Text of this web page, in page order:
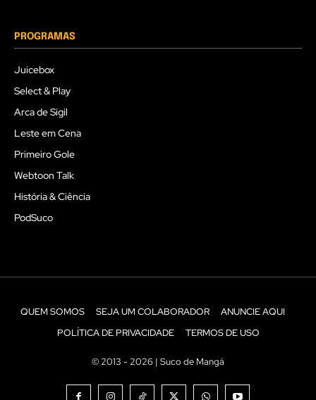
PROGRAMAS
Juicebox
Select & Play
Arca de Sigil
Leste em Cena
Primeiro Gole
Webtoon Talk
História & Ciência
PodSuco
QUEM SOMOS SEJA UM COLABORADOR
ANUNCIE AQUI
POLÍTICA DE PRIVACIDADE
TERMOS DE USO
© 2013 - 2026 | Suco de Mangá